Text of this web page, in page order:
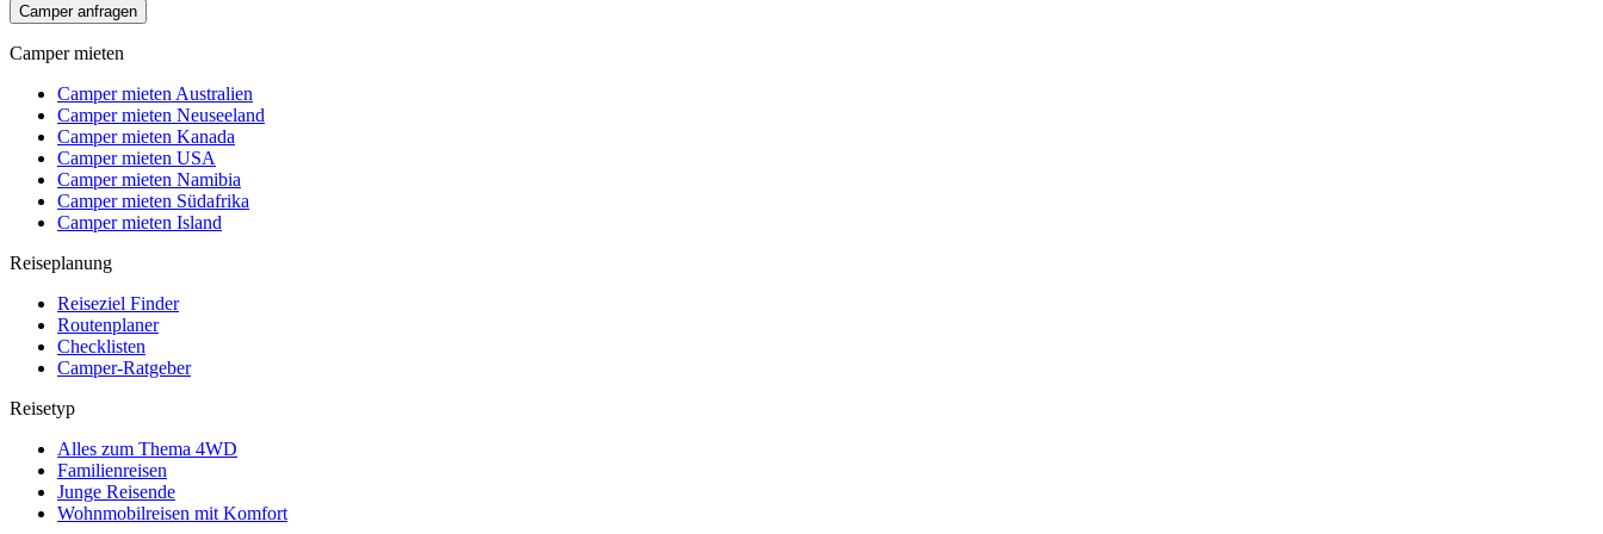
Camper anfragen
Camper mieten
Camper mieten Australien
Camper mieten Neuseeland
Camper mieten Kanada
Camper mieten USA
Camper mieten Namibia
Camper mieten Südafrika
Camper mieten Island
Reiseplanung
Reiseziel Finder
Routenplaner
Checklisten
Camper-Ratgeber
Reisetyp
Alles zum Thema 4WD
Familienreisen
Junge Reisende
Wohnmobilreisen mit Komfort